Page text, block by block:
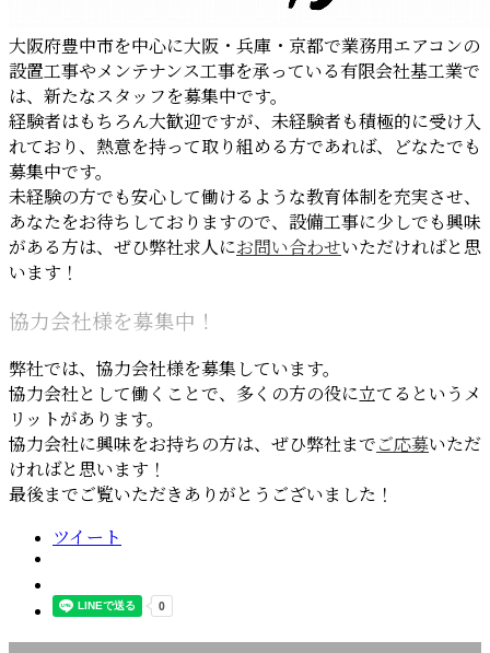
大阪府豊中市を中心に大阪・兵庫・京都で業務用エアコンの
設置工事やメンテナンス工事を承っている有限会社基工業で
は、新たなスタッフを募集中です。
経験者はもちろん大歓迎ですが、未経験者も積極的に受け入
れており、熱意を持って取り組める方であれば、どなたでも
募集中です。
未経験の方でも安心して働けるような教育体制を充実させ、
あなたをお待ちしておりますので、設備工事に少しでも興味
がある方は、ぜひ弊社求人にお問い合わせいただければと思
います！
協力会社様を募集中！
弊社では、協力会社様を募集しています。
協力会社として働くことで、多くの方の役に立てるというメ
リットがあります。
協力会社に興味をお持ちの方は、ぜひ弊社まで ご応募いただ
ければと思います！
最後までご覧いただきありがとうございました！
ツイート